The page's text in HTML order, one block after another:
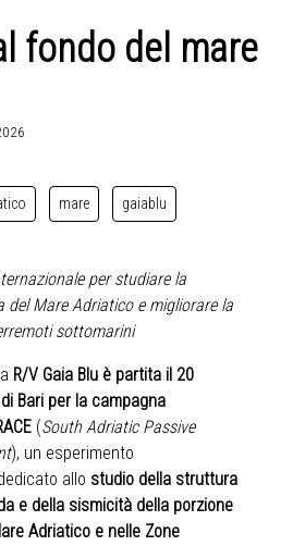
fondo del mare
mare gaiablu
per studiare la
del Mare Adriatico e migliorare la
sottomarini
R/V Gaia Blu è partita il 20
Bari per la campagna
(South Adriatic Passive
), un esperimento
allo studio della struttura
e della sismicità della porzione
Adriatico e nelle Zone